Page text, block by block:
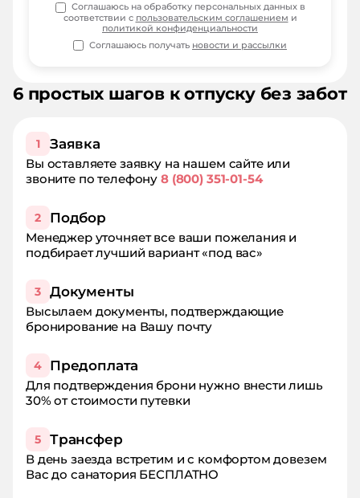
6 простых шагов к отпуску без забот
1 Заявка
Вы оставляете заявку на нашем сайте или
звоните по телефону8 (800) 351-01-54
2 Подбор
Менеджер уточняет все ваши пожелания и
подбирает лучший вариант «под вас»
3 Документы
Высылаем документы, подтверждающие
бронирование на Вашу почту
4 Предоплата
Для подтверждения брони нужно внести лишь
30% от стоимости путевки
5 Трансфер
В день заезда встретим и с комфортом довезем
Вас до санатория БЕСПЛАТНО
Соглашаюсь на обработку персональных данных в
соответствии с пользовательским соглашением и
политикой конфиденциальности
Соглашаюсь получать новости и рассылки